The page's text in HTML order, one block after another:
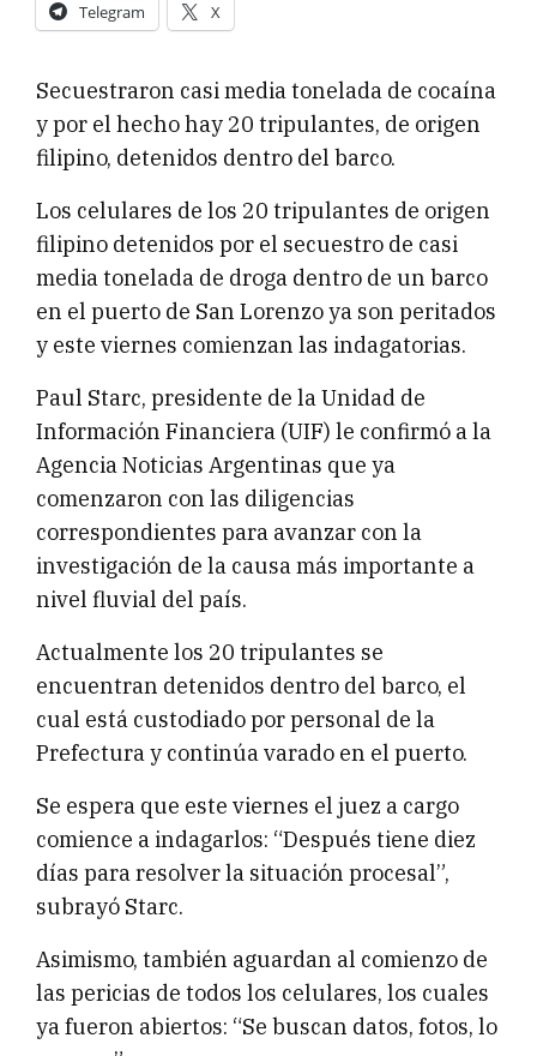
Telegram X
Secuestraron casi media tonelada de cocaína
y por el hecho hay 20 tripulantes, de origen
filipino, detenidos dentro del barco.
Los celulares de los 20 tripulantes de origen
filipino detenidos por el secuestro de casi
media tonelada de droga dentro de un barco
en el puerto de San Lorenzo ya son peritados
y este viernes comienzan las indagatorias.
Paul Starc, presidente de la Unidad de
Información Financiera (UIF) le confirmó a la
Agencia Noticias Argentinas que ya
comenzaron con las diligencias
correspondientes para avanzar con la
investigación de la causa más importante a
nivel fluvial del país.
Actualmente los 20 tripulantes se
encuentran detenidos dentro del barco, el
cual está custodiado por personal de la
Prefectura y continúa varado en el puerto.
Se espera que este viernes el juez a cargo
comience a indagarlos: “Después tiene diez
días para resolver la situación procesal”,
subrayó Starc.
Asimismo, también aguardan al comienzo de
las pericias de todos los celulares, los cuales
ya fueron abiertos: “Se buscan datos, fotos, lo